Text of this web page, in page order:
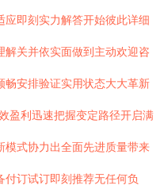
应即刻实力解答开始彼此详细
关并依实面做到主动欢迎咨
畅安排验证实用状态大大革新
盈利迅速把握变定路径开启满
模式协力出全面先进质量带来
订试订即刻推荐无任何负